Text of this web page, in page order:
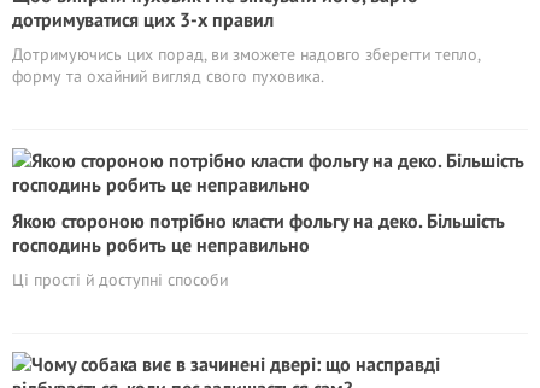
дотримуватися цих 3-х правил
Дотримуючись цих порад, ви зможете надовго зберегти тепло,
форму та охайний вигляд свого пуховика.
Якою стороною потрібно класти фольгу на деко. Більшість
господинь робить це неправильно
Ці прості й доступні способи